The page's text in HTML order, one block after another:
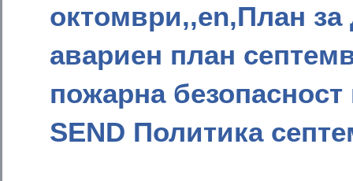
октомври,,en,План за
авариен план
пожарна
SEND Политика